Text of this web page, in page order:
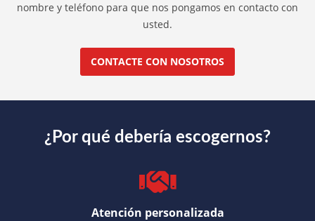
nombre y teléfono para que nos pongamos en contacto con
usted.
CONTACTE CON NOSOTROS
¿Por qué debería escogernos?
Atención personalizada